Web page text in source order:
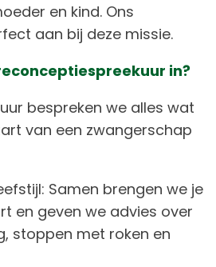
en kind. Ons
aan bij deze missie.
in?
bespreken we alles wat
van een zwangerschap
Samen brengen we je
en geven we advies over
stoppen met roken en